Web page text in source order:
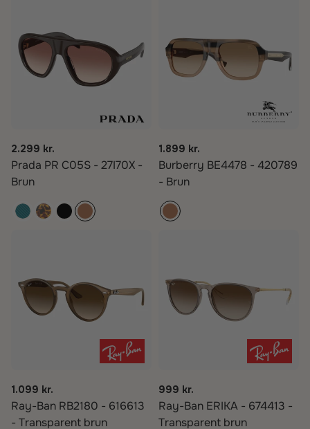
2.299 kr.
Prada PR C05S - 27I70X -
Brun
1.899 kr.
Burberry BE4478 - 420789
- Brun
1.099 kr.
Ray-Ban RB2180 - 616613
- Transparent brun
999 kr.
Ray-Ban ERIKA - 674413 -
Transparent brun